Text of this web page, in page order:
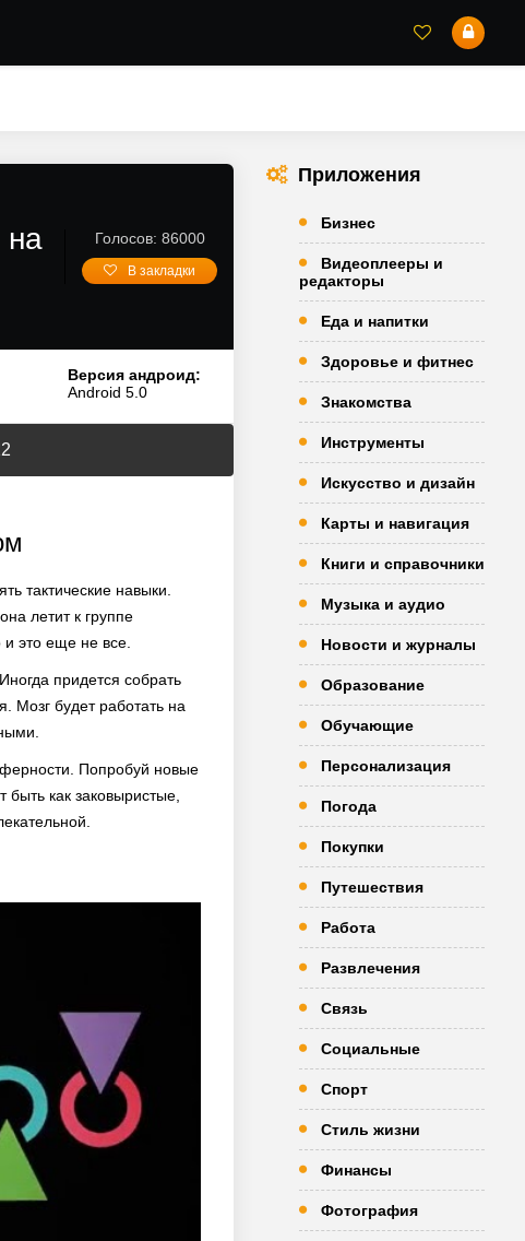
на
Голосов: 86000
В закладки
Версия андроид:
Android 5.0
тактические навыки.
летит к группе
это еще не все.
придется собрать
Мозг будет работать на
Попробуй новые
как заковыристые,
Приложения
Бизнес
Видеоплееры и
редакторы
Еда и напитки
Здоровье и фитнес
Знакомства
Инструменты
Искусство и дизайн
Карты и навигация
Книги и справочники
Музыка и аудио
Новости и журналы
Образование
Обучающие
Персонализация
Погода
Покупки
Путешествия
Работа
Развлечения
Связь
Социальные
Спорт
Стиль жизни
Финансы
Фотография